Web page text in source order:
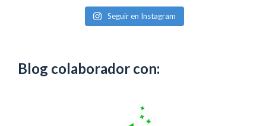
Seguir en Instagram
Blog colaborador con: